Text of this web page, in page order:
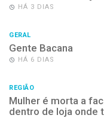
HÁ 3 DIAS
GERAL
Gente Bacana
HÁ 6 DIAS
REGIÃO
Mulher é morta a
dentro de loja onde